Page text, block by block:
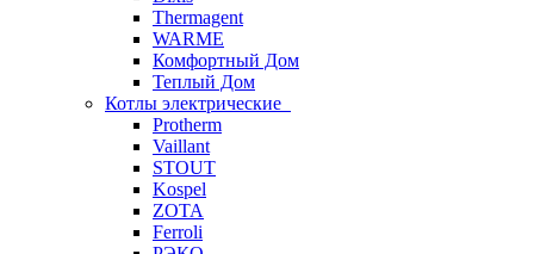
Thermagent
WARME
Комфортный Дом
Теплый Дом
Котлы электрические
Protherm
Vaillant
STOUT
Kospel
ZOTA
Ferroli